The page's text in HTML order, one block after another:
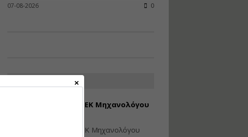
07-08-2026 0
Διάθεση Πτυχίου ΜΕΚ Μηχανολόγου
Διατίθεται πτυχίο ΜΕΚ Μηχανολόγου
Εισηγήτρια:Αναστασία Μητρακάκη
Διάρκεια: 9 ώρες